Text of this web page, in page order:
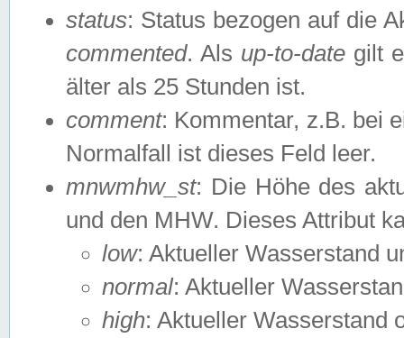
status: Status bezogen auf die
commented. Als up-to-date gilt
älter als 25 Stunden ist.
comment: Kommentar, z.B. bei
Normalfall ist dieses Feld leer.
mnwmhw_st: Die Höhe des
und den MHW. Dieses Attribut
low: Aktueller Wasserstand
normal: Aktueller
high: Aktueller Wasserstand